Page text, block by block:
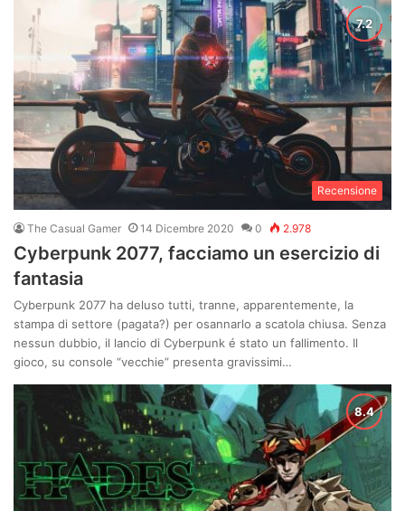
Recensione
The Casual Gamer 14 Dicembre 2020 0 2.978
Cyberpunk 2077, facciamo un esercizio di
fantasia
Cyberpunk 2077 ha deluso tutti, tranne, apparentemente, la
stampa di settore (pagata?) per osannarlo a scatola chiusa. Senza
nessun dubbio, il lancio di Cyberpunk é stato un fallimento. Il
gioco, su console “vecchie” presenta gravissimi…